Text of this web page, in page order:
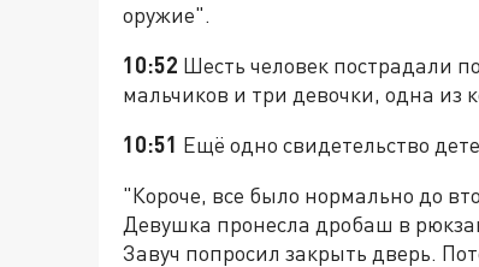
оружие".
10:52 Шесть человек пострадали
мальчиков и три девочки, одна из
10:51 Ещё одно свидетельство
"Короче, все было нормально до
Девушка пронесла дробаш в
Завуч попросил закрыть дверь.